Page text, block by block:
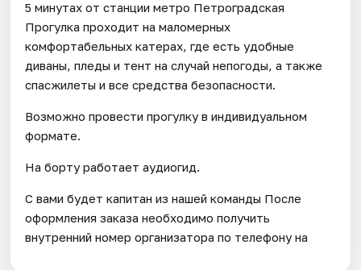
5 минутах от станции метро Петроградская
Прогулка проходит на маломерных
комфортабельных катерах, где есть удобные
диваны, пледы и тент на случай непогоды, а также
спасжилеты и все средства безопасности.
Возможно провести прогулку в индивидуальном
формате.
На борту работает аудиогид.
С вами будет капитан из нашей команды После
оформления заказа необходимо получить
внутренний номер организатора по телефону на